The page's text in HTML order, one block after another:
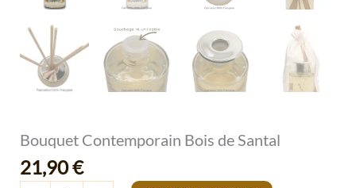
Bouquet Contemporain Bois de Santal
21,90€